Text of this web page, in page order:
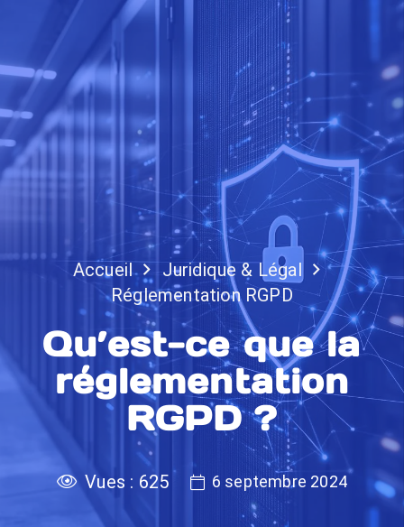
Accueil
Juridique & Légal
Réglementation RGPD
Qu’est-ce que la
réglementation
RGPD ?
Vues : 625 6 septembre 2024